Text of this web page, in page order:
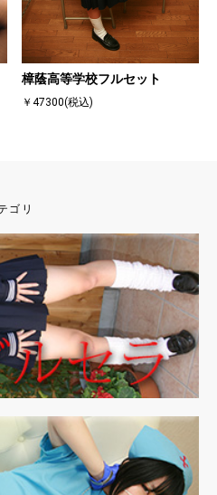
樟蔭高等学校フルセット
￥47300(税込)
ゴリ